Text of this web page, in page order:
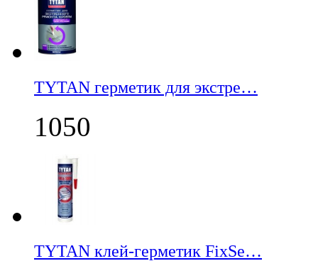
TYTAN герметик для экстре…
1050
TYTAN клей-герметик FixSe…